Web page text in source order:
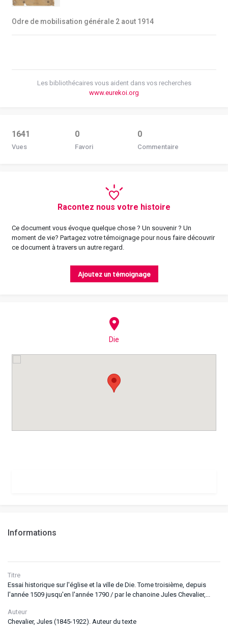
Informations
Titre
Essai historique sur l'église et la ville de Die. Tome troisième, depuis
l'année 1509 jusqu'en l'année 1790 / par le chanoine Jules Chevalier,...
Auteur
Chevalier, Jules (1845-1922). Auteur du texte
Odre de mobilisation générale 2 aout 1914
Les bibliothécaires vous aident dans vos recherches
www.eurekoi.org
1641
Vues
0
Favori
0
Commentaire
Racontez nous votre histoire
Ce document vous évoque quelque chose ? Un souvenir ? Un
moment de vie? Partagez votre témoignage pour nous faire découvrir
ce document à travers un autre regard.
Ajoutez un témoignage
Die